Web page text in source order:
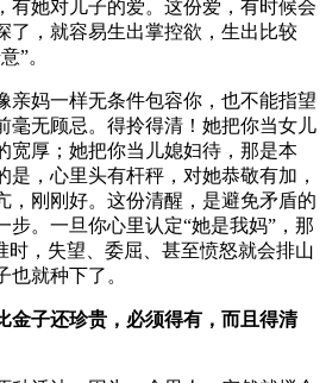
有她对儿子的爱。这份爱，有时候会
了，就容易生出掌控欲，生出比较
”。
亲妈一样无条件包容你，也不能指望
毫无顾忌。得拎得清！她把你当女儿
宽厚；她把你当儿媳妇待，那是本
是，心里头有杆秤，对她恭敬有加，
，刚刚好。这份清醒，是避免矛盾的
步。一旦你心里认定“她是我妈”，那
时，失望、委屈、甚至愤怒就会排山
就种下了。
金子还珍贵，必须得有，而且得清